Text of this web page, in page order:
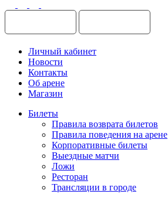
Личный кабинет
Новости
Контакты
Об арене
Магазин
Билеты
Правила возврата билетов
Правила поведения на арене
Корпоративные билеты
Выездные матчи
Ложи
Ресторан
Трансляции в городе